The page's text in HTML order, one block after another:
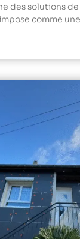
des solutions
comme une